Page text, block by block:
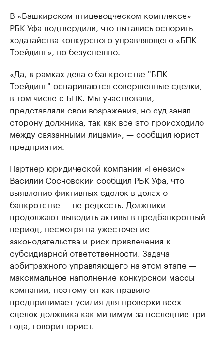
В «Башкирском птицеводческом комплексе»
РБК Уфа подтвердили, что пытались оспорить
ходатайства конкурсного управляющего «БПК-
Трейдинг», но безуспешно.
«Да, в рамках дела о банкротстве "БПК-
Трейдинг" оспариваются совершенные сделки,
в том числе с БПК. Мы участвовали,
представляли свои возражения, но суд занял
сторону должника, так как все это происходило
между связанными лицами», — сообщил юрист
предприятия.
Партнер юридической компании «Генезис»
Василий Сосновский сообщил РБК Уфа, что
выявление фиктивных сделок в делах о
банкротстве — не редкость. Должники
продолжают выводить активы в предбанкротный
период, несмотря на ужесточение
законодательства и риск привлечения к
субсидиарной ответственности. Задача
арбитражного управляющего на этом этапе —
максимальное наполнение конкурсной массы
компании, поэтому он как правило
предпринимает усилия для проверки всех
сделок должника как минимум за последние три
года, говорит юрист.